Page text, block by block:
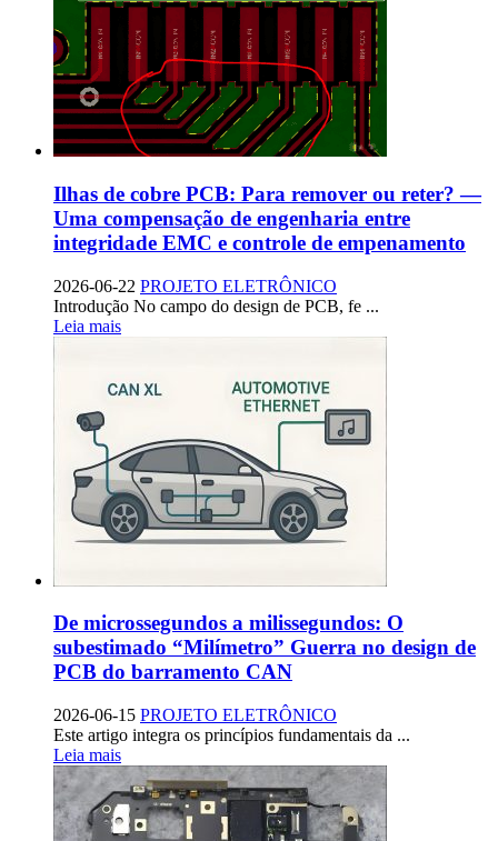
Ilhas de cobre PCB: Para remover ou reter? —
Uma compensação de engenharia entre
integridade EMC e controle de empenamento
2026-06-22 PROJETO ELETRÔNICO
Introdução No campo do design de PCB, fe ...
Leia mais
De microssegundos a milissegundos: O
subestimado “Milímetro” Guerra no design de
PCB do barramento CAN
2026-06-15 PROJETO ELETRÔNICO
Este artigo integra os princípios fundamentais da ...
Leia mais